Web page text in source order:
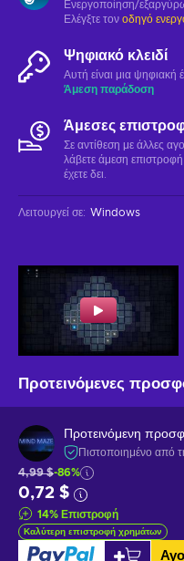
Ενεργοποίηση/
Ελέγξτε τον οδηγό
Ψηφιακό κλειδί
Αυτή είναι μια
Άμεση παράδοση
Άμεσες
Σε αντίθεση με άλλες
λάβετε άμεση
έχετε δει.
Λειτουργεί σε: Windows
Προτεινόμενες
Προτεινόμενη
Πιστοποιημένο από
4,99 $-86%
0,72 $
14% Επιστροφή
Καλύτερη επιστροφή χρημάτων